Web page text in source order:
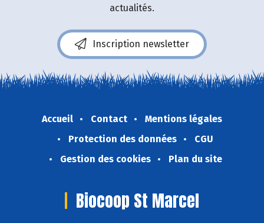
actualités.
Inscription newsletter
Accueil Contact
Mentions légales
Protection des données
CGU
Gestion des cookies
Plan du site
Biocoop St Marcel